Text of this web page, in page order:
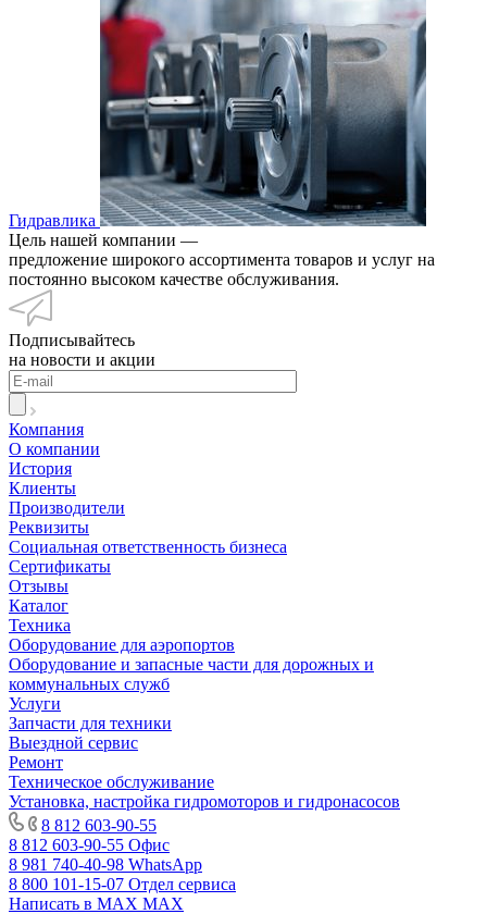
Гидравлика
Цель нашей компании —
предложение широкого ассортимента товаров и услуг на
постоянно высоком качестве обслуживания.
Подписывайтесь
на новости и акции
Компания
О компании
История
Клиенты
Производители
Реквизиты
Социальная ответственность бизнеса
Сертификаты
Отзывы
Каталог
Техника
Оборудование для аэропортов
Оборудование и запасные части для дорожных и
коммунальных служб
Услуги
Запчасти для техники
Выездной сервис
Ремонт
Техническое обслуживание
Установка, настройка гидромоторов и гидронасосов
8 812 603-90-55
8 812 603-90-55 Офис
8 981 740-40-98 WhatsApp
8 800 101-15-07 Отдел сервиса
Написать в MAX MAX